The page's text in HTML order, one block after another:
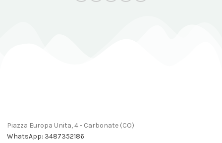
Piazza Europa Unita, 4 - Carbonate (CO)
WhatsApp: 3487352186